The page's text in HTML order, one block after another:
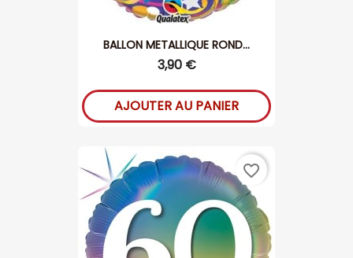
BALLON METALLIQUE ROND...
3,90 €
AJOUTER AU PANIER
favorite_border